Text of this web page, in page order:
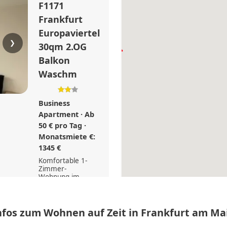
❯
F1171
Frankfurt
Europaviertel
30qm 2.OG
Balkon
Waschm
Business
Apartment · Ab
50 € pro Tag ·
Monatsmiete €:
1345 €
Komfortable 1-
Zimmer-
Wohnung im
Waschmaschine
und optionalem
zum Wohnen auf Zeit in Frankfurt am